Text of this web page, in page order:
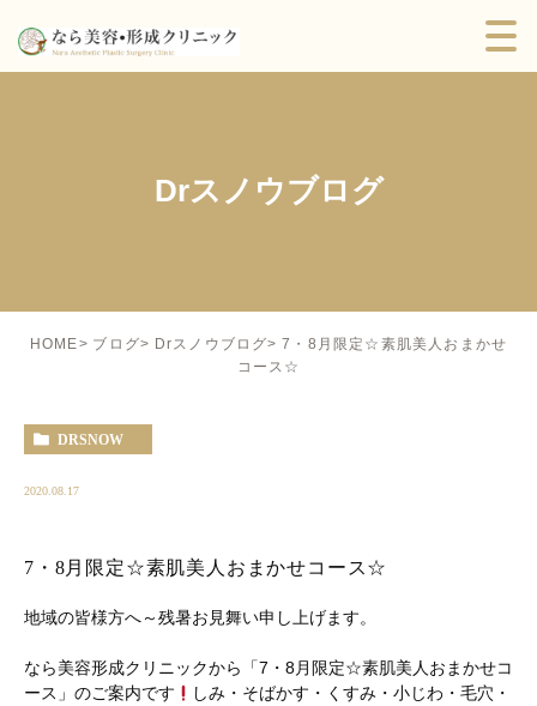
Drスノウブログ
HOME ブログ Drスノウブログ
7・8月限定☆素肌美人おまかせ
コース☆
DRSNOW
2020.08.17
7・8月限定☆素肌美人おまかせコース☆
地域の皆様方へ～残暑お見舞い申し上げます。
なら美容形成クリニックから「7・8月限定☆素肌美人おまかせコ
ース」のご案内です
しみ・そばかす・くすみ・小じわ・毛穴・